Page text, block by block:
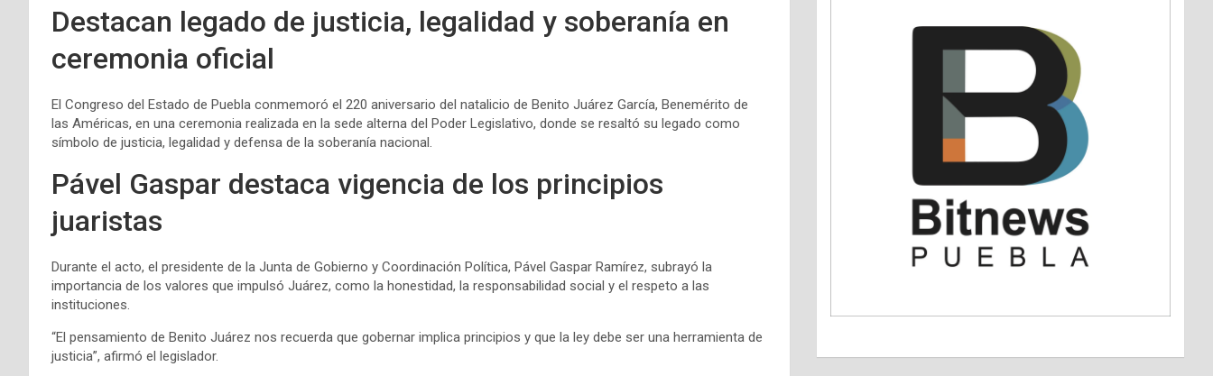
Destacan legado de justicia, legalidad y soberanía en
ceremonia oficial
El Congreso del Estado de Puebla conmemoró el 220 aniversario del natalicio de Benito Juárez García, Benemérito de
las Américas, en una ceremonia realizada en la sede alterna del Poder Legislativo, donde se resaltó su legado como
símbolo de justicia, legalidad y defensa de la soberanía nacional.
Pável Gaspar destaca vigencia de los principios
juaristas
Durante el acto, el presidente de la Junta de Gobierno y Coordinación Política, Pável Gaspar Ramírez, subrayó la
importancia de los valores que impulsó Juárez, como la honestidad, la responsabilidad social y el respeto a las
instituciones.
“El pensamiento de Benito Juárez nos recuerda que gobernar implica principios y que la ley debe ser una herramienta de
justicia”, afirmó el legislador.